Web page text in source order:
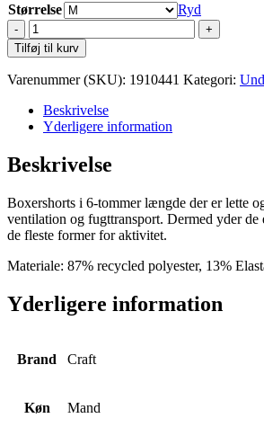
Størrelse
Ryd
Craft
Active
Boxer
6-
M
antal
Tilføj til kurv
Varenummer (SKU): 1910441 Kategori:
Beskrivelse
Yderligere information
Beskrivelse
Boxershorts i 6-tommer længde der er lette
ventilation og fugttransport. Dermed yder
de fleste former for aktivitet.
Materiale: 87% recycled polyester, 13%
Yderligere information
Brand Craft
Køn Mand